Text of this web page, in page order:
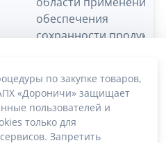
обеспечения
сохранности
использованием
поддонов и средств
крепления. Канистра
кг.
по закупке товаров,
«Дороничи» защищает
пользователей и
только для
Запретить